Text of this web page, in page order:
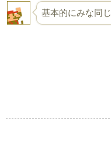
基本的にみな同じ